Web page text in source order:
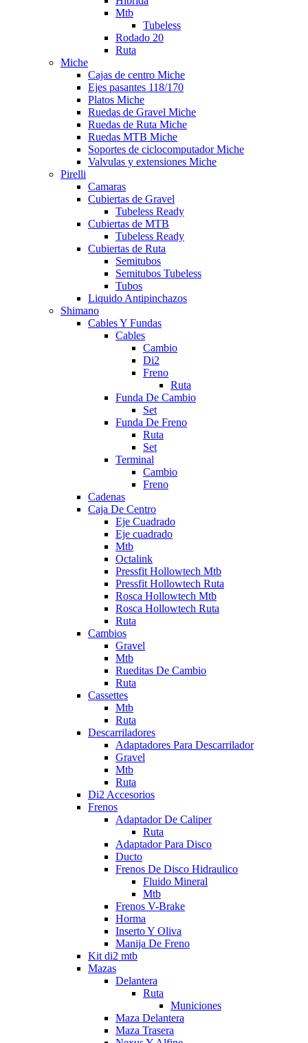
Mtb
Tubeless
Rodado 20
Ruta
Miche
Cajas de centro Miche
Ejes pasantes 118/170
Platos Miche
Ruedas de Gravel Miche
Ruedas de Ruta Miche
Ruedas MTB Miche
Soportes de ciclocomputador Miche
Valvulas y extensiones Miche
Pirelli
Camaras
Cubiertas de Gravel
Tubeless Ready
Cubiertas de MTB
Tubeless Ready
Cubiertas de Ruta
Semitubos
Semitubos Tubeless
Tubos
Liquido Antipinchazos
Shimano
Cables Y Fundas
Cables
Cambio
Di2
Freno
Ruta
Funda De Cambio
Set
Funda De Freno
Ruta
Set
Terminal
Cambio
Freno
Cadenas
Caja De Centro
Eje Cuadrado
Eje cuadrado
Mtb
Octalink
Pressfit Hollowtech Mtb
Pressfit Hollowtech Ruta
Rosca Hollowtech Mtb
Rosca Hollowtech Ruta
Ruta
Cambios
Gravel
Mtb
Rueditas De Cambio
Ruta
Cassettes
Mtb
Ruta
Descarriladores
Adaptadores Para Descarrilador
Gravel
Mtb
Ruta
Di2 Accesorios
Frenos
Adaptador De Caliper
Ruta
Adaptador Para Disco
Ducto
Frenos De Disco Hidraulico
Fluido Mineral
Mtb
Frenos V-Brake
Horma
Inserto Y Oliva
Manija De Freno
Kit di2 mtb
Mazas
Delantera
Ruta
Municiones
Maza Delantera
Maza Trasera